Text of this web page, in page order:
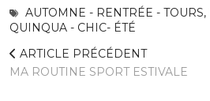
AUTOMNE - RENTRÉE - TOURS,
QUINQUA - CHIC- ÉTÉ
ARTICLE PRÉCÉDENT
MA ROUTINE SPORT ESTIVALE